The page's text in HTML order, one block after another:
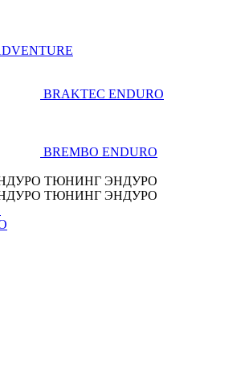
BRAKTEC ENDURO
BREMBO ENDURO
ТЮНИНГ ЭНДУРО
ТЮНИНГ ЭНДУРО